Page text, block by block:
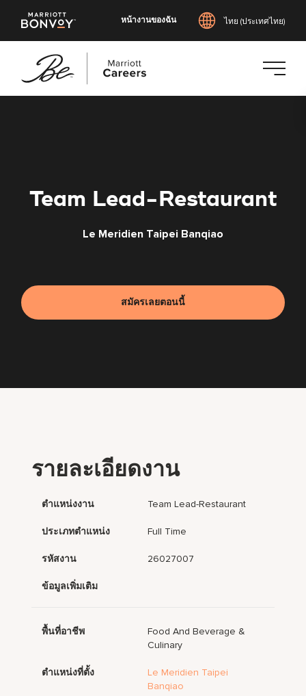
หน้างานของฉัน ไทย (ประเทศไทย)
Team Lead-Restaurant
Le Meridien Taipei Banqiao
สมัครเลยตอนนี้
รายละเอียดงาน
ตำแหน่งงาน Team Lead-Restaurant
ประเภทตำแหน่ง Full Time
รหัสงาน 26027007
ข้อมูลเพิ่มเติม
พื้นที่อาชีพ
Food And Beverage &
Culinary
ตำแหน่งที่ตั้ง
Le Meridien Taipei
Banqiao